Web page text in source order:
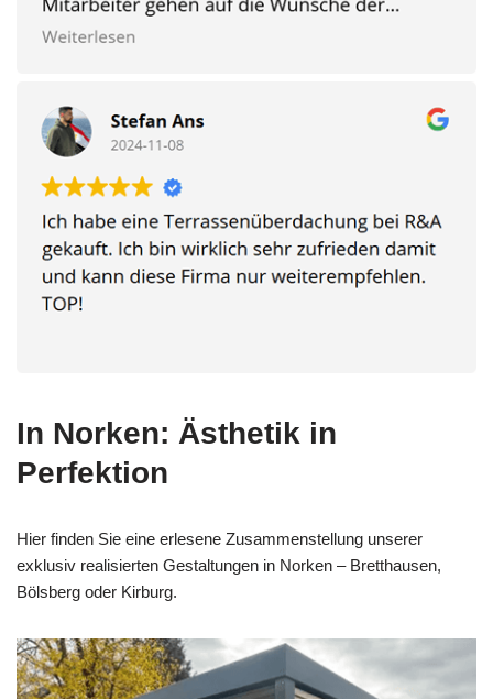
In Norken: Ästhetik in
Perfektion
Hier finden Sie eine erlesene Zusammenstellung unserer
exklusiv realisierten Gestaltungen in Norken – Bretthausen,
Bölsberg oder Kirburg.